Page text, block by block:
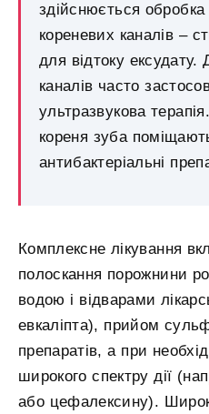
здійснюється
кореневих каналів –
для відтоку ексудату.
каналів часто
ультразвукова
кореня зуба
антибактеріальні
Комплексне лікування
полоскання порожнини
водою і відварами
евкаліпта), прийом
препаратів, а при
широкого спектру дії
або цефалексину).